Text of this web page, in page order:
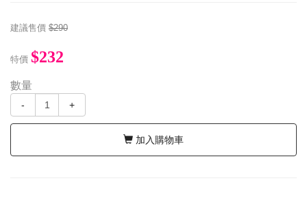
建議售價 $290
特價 $232
數量
- +
加入購物車